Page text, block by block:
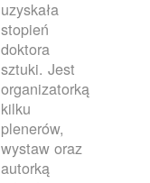
uzyskała
stopień
doktora
sztuki. Jest
organizatorką
kilku
plenerów,
wystaw oraz
autorką